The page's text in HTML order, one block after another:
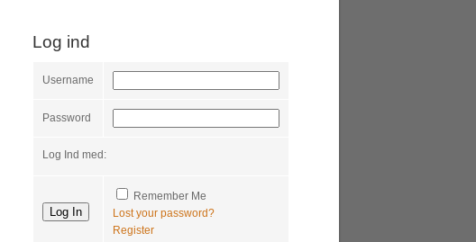
Log ind
Username
Password
Log Ind med:
Remember Me
Lost your password?
Register